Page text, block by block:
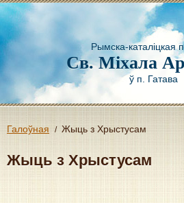
Рымска-каталіцкая
Св. Міхала
ў п. Гатава
Галоўная Жыць з Хрыстусам
Жыць з Хрыстусам